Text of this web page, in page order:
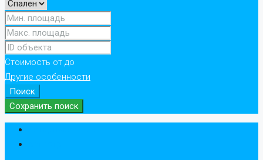
Стоимость от до
Другие особенности
Поиск
Сохранить поиск